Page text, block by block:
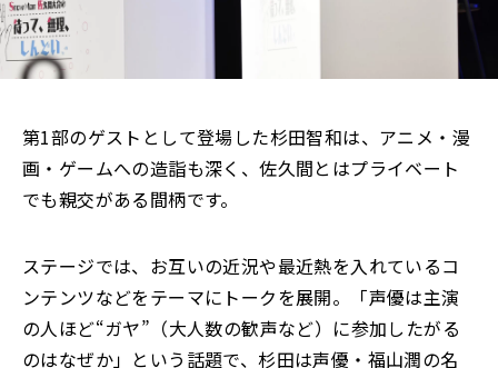
第1部のゲストとして登場した杉田智和は、アニメ・漫
画・ゲームへの造詣も深く、佐久間とはプライベート
でも親交がある間柄です。
ステージでは、お互いの近況や最近熱を入れているコ
ンテンツなどをテーマにトークを展開。「声優は主演
の人ほど“ガヤ”（大人数の歓声など）に参加したがる
のはなぜか」という話題で、杉田は声優・福山潤の名